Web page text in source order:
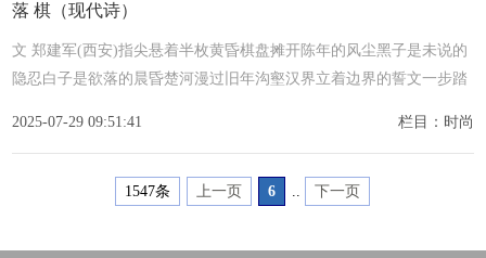
落 棋（现代诗）
文 郑建军(西安)指尖悬着半枚黄昏棋盘摊开陈年的风尘黑子是未说的
隐忍白子是欲落的晨昏楚河漫过旧年沟壑汉界立着边界的誓文一步踏
2025-07-29 09:51:41
栏目：时尚
1547条 上一页 6 .. 下一页